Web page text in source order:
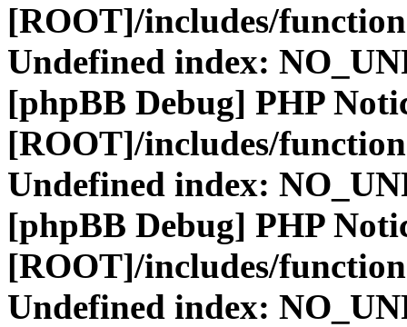
[ROOT]/includes/
Undefined index:
[phpBB Debug] PHP
[ROOT]/includes/
Undefined index:
[phpBB Debug] PHP
[ROOT]/includes/
Undefined index: